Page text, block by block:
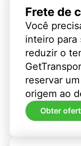
Frete de
Você
inteiro para
reduzir o
reservar
origem ao
Obter